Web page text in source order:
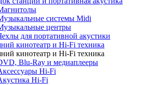
системы Midi
центры
для портативной акустики
кинотеатр и Hi-Fi техника
кинотеатр и Hi-Fi техника
Blu-Ray и медиаплееры
Hi-Fi
Hi-Fi